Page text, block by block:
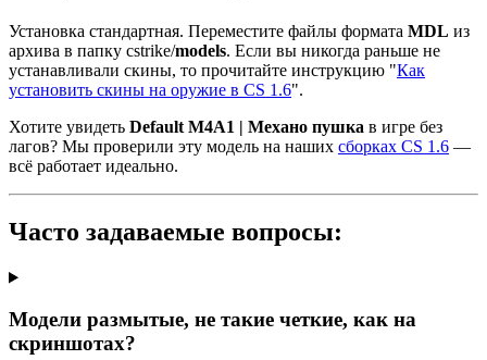
Установка стандартная. Переместите файлы формата MDL из
архива в папку cstrike/models. Если вы никогда раньше не
устанавливали скины, то прочитайте инструкцию "Как
установить скины на оружие в CS 1.6".
Хотите увидеть Default M4A1 | Механо пушка в игре без
лагов? Мы проверили эту модель на наших сборках CS 1.6 —
всё работает идеально.
Часто задаваемые вопросы:
Модели размытые, не такие четкие, как на
скриншотах?